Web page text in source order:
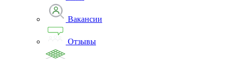
Вакансии
Отзывы